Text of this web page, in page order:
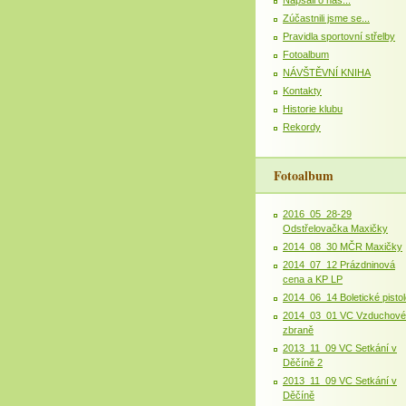
Zúčastnili jsme se...
Pravidla sportovní střelby
Fotoalbum
NÁVŠTĚVNÍ KNIHA
Kontakty
Historie klubu
Rekordy
Fotoalbum
2016_05_28-29
Odstřelovačka Maxičky
2014_08_30 MČR Maxičky
2014_07_12 Prázdninová
cena a KP LP
2014_06_14 Boletické
2014_03_01 VC Vzduchové
zbraně
2013_11_09 VC Setkání v
Děčíně 2
2013_11_09 VC Setkání v
Děčíně